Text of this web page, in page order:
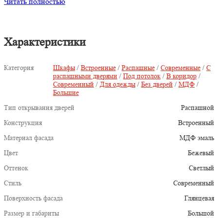
Характеристики
Категория Шкафы / Встроенные / Распашные / Современные / С
распашными дверями / Под потолок / В коридор /
Современный / Для одежды / Без дверей / МДФ /
Большие
Тип открывания дверей
Распашной
Конструкция
Встроенный
Материал фасада
МДФ эмаль
Цвет
Бежевый
Оттенок
Светлый
Стиль
Современный
Поверхность фасада
Глянцевая
Размер и габариты
Большой